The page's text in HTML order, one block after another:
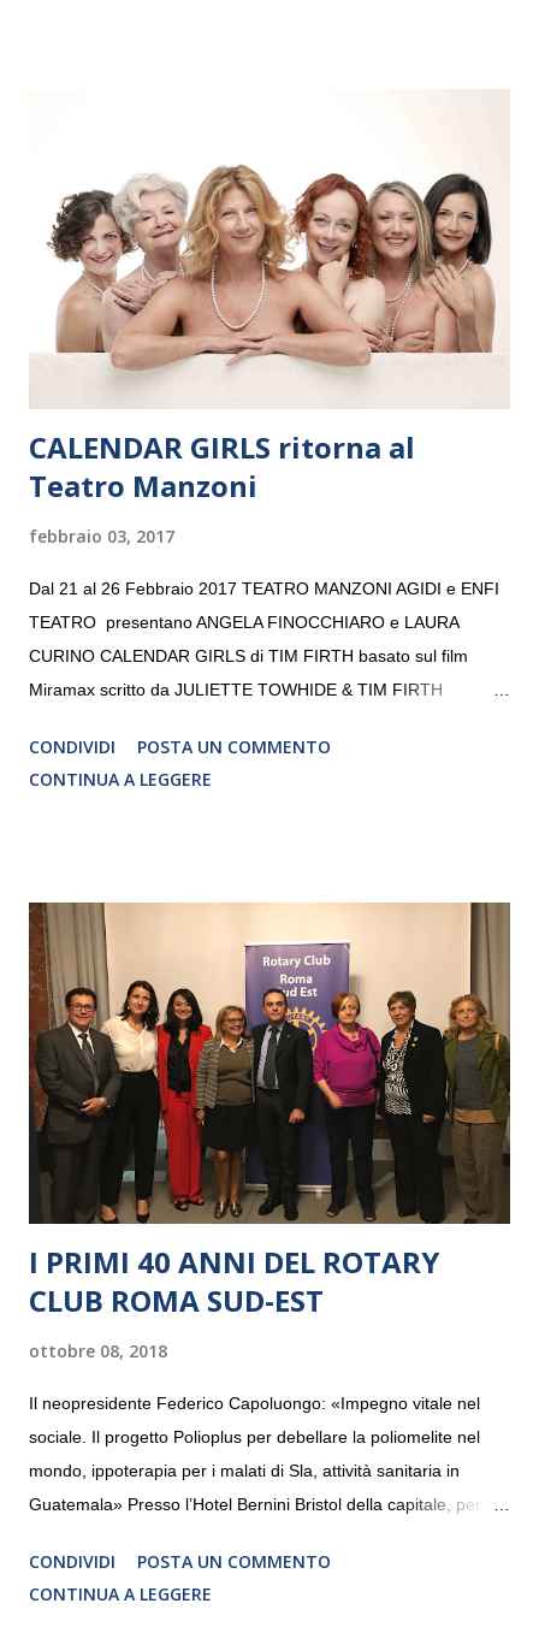
“Settembre dell’Accademia” dove si esibirà per il secondo anno
consecutivo. Il pubblico milanese avrà il piacere di applaudire i
giovani artisti della Baltic Sea Youth Philharmonic per la quarta
volta. L’orchestra, fondata nel 2008 da Kristjan Järvi (affiancato
da un prestigioso consiglio di consulent...
CALENDAR GIRLS ritorna al
Teatro Manzoni
febbraio 03, 2017
Dal 21 al 26 Febbraio 2017 TEATRO MANZONI AGIDI e ENFI
TEATRO presentano ANGELA FINOCCHIARO e LAURA
CURINO CALENDAR GIRLS di TIM FIRTH basato sul film
Miramax scritto da JULIETTE TOWHIDE & TIM FIRTH
CRISTINA PEZZOLI
CONDIVIDI
POSTA UN COMMENTO
CONTINUA A LEGGERE
I PRIMI 40 ANNI DEL ROTARY
CLUB ROMA SUD-EST
ottobre 08, 2018
Il neopresidente Federico Capoluongo: «Impegno vitale nel
sociale. Il progetto Polioplus per debellare la poliomelite nel
mondo, ippoterapia per i malati di Sla, attività sanitaria in
Guatemala» Presso l’Hotel Bernini Bristol della capitale, per la
programmazione del Rotary Club Roma Sud-Est che festeggia
i quaranta anni di attività. Un’occasione per raccontare al
CONDIVIDI
POSTA UN COMMENTO
CONTINUA A LEGGERE